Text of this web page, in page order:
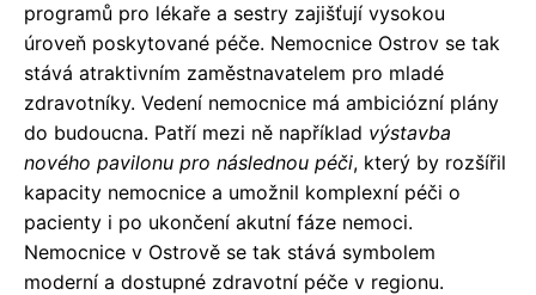
programů pro lékaře a sestry zajišťují vysokou
úroveň poskytované péče. Nemocnice Ostrov se tak
stává atraktivním zaměstnavatelem pro mladé
zdravotníky. Vedení nemocnice má ambiciózní plány
do budoucna. Patří mezi ně například výstavba
nového pavilonu pro následnou péči, který by rozšířil
kapacity nemocnice a umožnil komplexní péči o
pacienty i po ukončení akutní fáze nemoci.
Nemocnice v Ostrově se tak stává symbolem
moderní a dostupné zdravotní péče v regionu.